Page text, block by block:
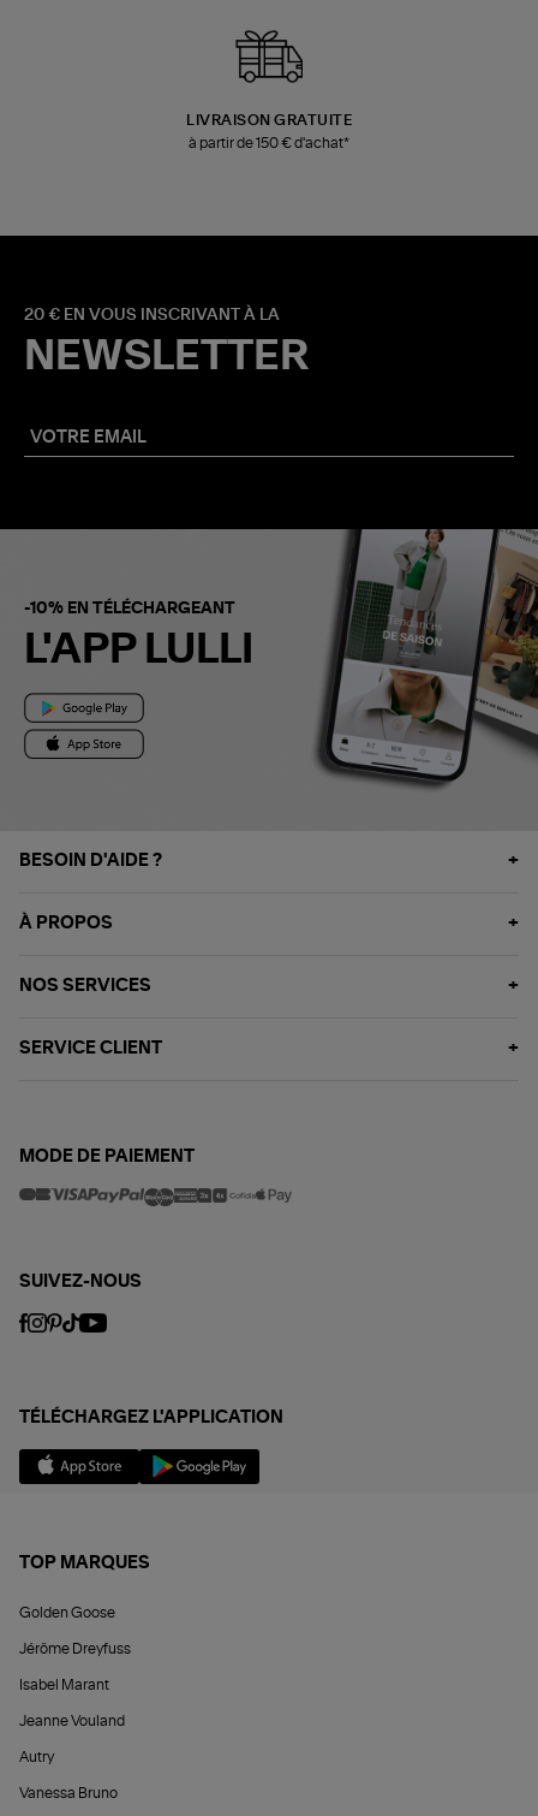
LIVRAISON GRATUITE
à partir de 150 € d'achat*
20 € EN VOUS INSCRIVANT À LA
NEWSLETTER
-10% EN TÉLÉCHARGEANT
L'APP LULLI
BESOIN D'AIDE ?
À PROPOS
NOS SERVICES
SERVICE CLIENT
MODE DE PAIEMENT
SUIVEZ-NOUS
TÉLÉCHARGEZ L'APPLICATION
TOP MARQUES
Golden Goose
Jérôme Dreyfuss
Isabel Marant
Jeanne Vouland
Autry
Vanessa Bruno